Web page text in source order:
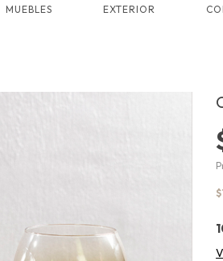
MUEBLES EXTERIOR